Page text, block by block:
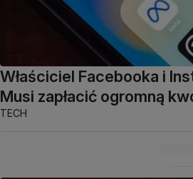
Właściciel Facebooka i
Musi zapłacić ogromną
TECH